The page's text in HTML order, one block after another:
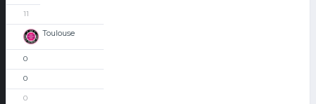
11
Toulouse
0
0
0